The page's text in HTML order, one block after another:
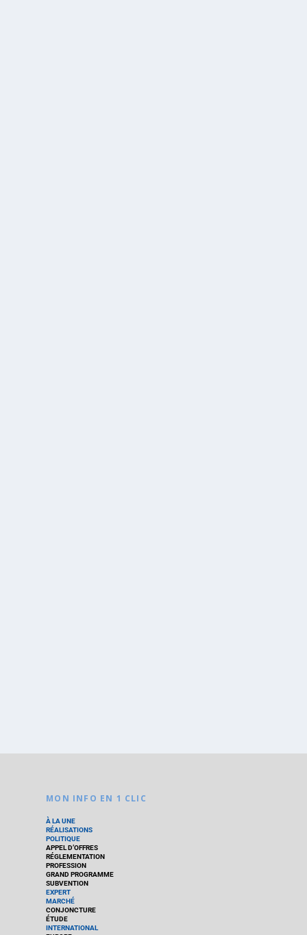
MON INFO EN 1 CLIC
À LA UNE
RÉALISATIONS
POLITIQUE
APPEL D’OFFRES
RÉGLEMENTATION
PROFESSION
GRAND PROGRAMME
SUBVENTION
EXPERT
MARCHÉ
CONJONCTURE
ÉTUDE
INTERNATIONAL